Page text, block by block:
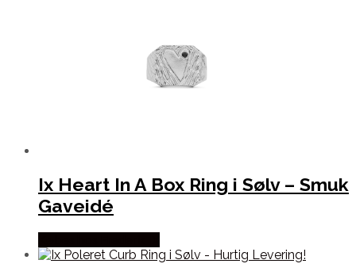
Ix Heart In A Box Ring i Sølv – Smuk
Gaveidé